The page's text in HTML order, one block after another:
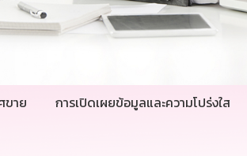
ขาย การเปิดเผยข้อมูลและความโปร่งใส